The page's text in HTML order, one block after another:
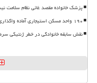
پزشک خانواده مقصد غائی نظام سلامت
۱۹۰ واحد مسکن استیجاری آماده واگذاری به زوج های جوان است
نقش سابقه خانوادگی در خطر ژنتیکی